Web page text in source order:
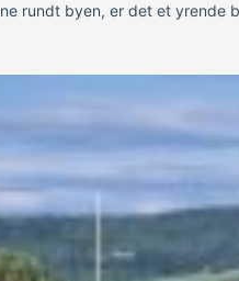
rundt byen, er det et yrende